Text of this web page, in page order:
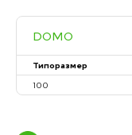
DOMO
Типоразмер
100